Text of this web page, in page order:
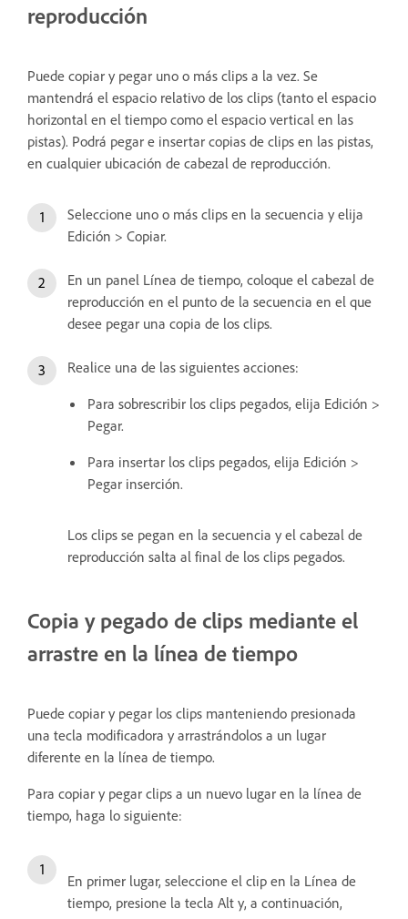
reproducción
Puede copiar y pegar uno o más clips a la vez. Se
mantendrá el espacio relativo de los clips (tanto el espacio
horizontal en el tiempo como el espacio vertical en las
pistas). Podrá pegar e insertar copias de clips en las pistas,
en cualquier ubicación de cabezal de reproducción.
Seleccione uno o más clips en la secuencia y elija
Edición > Copiar.
En un panel Línea de tiempo, coloque el cabezal de
reproducción en el punto de la secuencia en el que
desee pegar una copia de los clips.
Realice una de las siguientes acciones:
Para sobrescribir los clips pegados, elija Edición >
Pegar.
Para insertar los clips pegados, elija Edición >
Pegar inserción.
Los clips se pegan en la secuencia y el cabezal de
reproducción salta al final de los clips pegados.
Copia y pegado de clips mediante el
arrastre en la línea de tiempo
Puede copiar y pegar los clips manteniendo presionada
una tecla modificadora y arrastrándolos a un lugar
diferente en la línea de tiempo.
Para copiar y pegar clips a un nuevo lugar en la línea de
tiempo, haga lo siguiente:
En primer lugar, seleccione el clip en la Línea de
tiempo, presione la tecla Alt y, a continuación,